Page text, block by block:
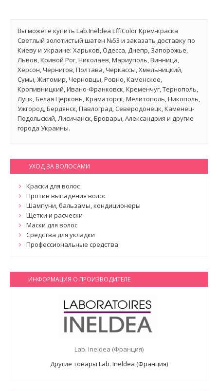
Вы можете купить Lab.Ineldea EffiColor Крем-краска
Светлый золотистый шатен №53 и заказать доставку по
Киеву и Украине: Харьков, Одесса, Днепр, Запорожье,
Львов, Кривой Рог, Николаев, Мариуполь, Винница,
Херсон, Чернигов, Полтава, Черкассы, Хмельницкий,
Сумы, Житомир, Черновцы, Ровно, Каменское,
Кропивницкий, Ивано-Франковск, Кременчуг, Тернополь,
Луцк, Белая Церковь, Краматорск, Мелитополь, Никополь,
Ужгород, Бердянск, Павлоград, Северодонецк, Каменец-
Подольский, Лисичанск, Бровары, Александрия и другие
города Украины.
УХОД ЗА ВОЛОСАМИ
Краски для волос
Против выпадения волос
Шампуни, бальзамы, кондиционеры
Щетки и расчески
Маски для волос
Средства для укладки
Профессиональные средства
ИНФОРМАЦИЯ О ПРОИЗВОДИТЕЛЕ
Lab. Ineldea (Франция)
Другие товары Lab. Ineldea (Франция)